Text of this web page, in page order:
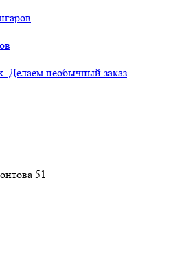
Делаем необычный заказ
51